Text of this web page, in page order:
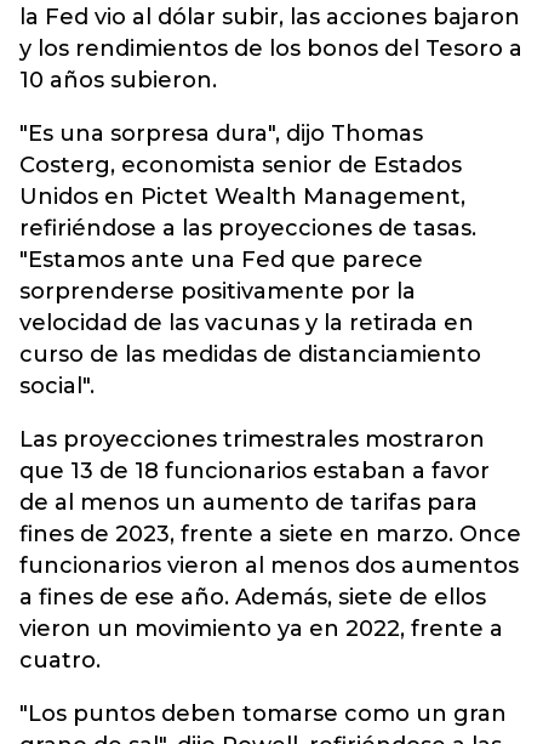
la Fed vio al dólar subir, las acciones bajaron
y los rendimientos de los bonos del Tesoro a
10 años subieron.
"Es una sorpresa dura", dijo Thomas
Costerg, economista senior de Estados
Unidos en Pictet Wealth Management,
refiriéndose a las proyecciones de tasas.
"Estamos ante una Fed que parece
sorprenderse positivamente por la
velocidad de las vacunas y la retirada en
curso de las medidas de distanciamiento
social".
Las proyecciones trimestrales mostraron
que 13 de 18 funcionarios estaban a favor
de al menos un aumento de tarifas para
fines de 2023, frente a siete en marzo. Once
funcionarios vieron al menos dos aumentos
a fines de ese año. Además, siete de ellos
vieron un movimiento ya en 2022, frente a
cuatro.
"Los puntos deben tomarse como un gran